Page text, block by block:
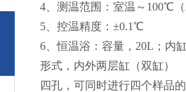
4、测温范围：室温～100℃（
5、控温精度：±0.1℃
6、恒温浴：容量，20L；内
形式，内外两层缸（双缸）
四孔，可同时进行四个样品